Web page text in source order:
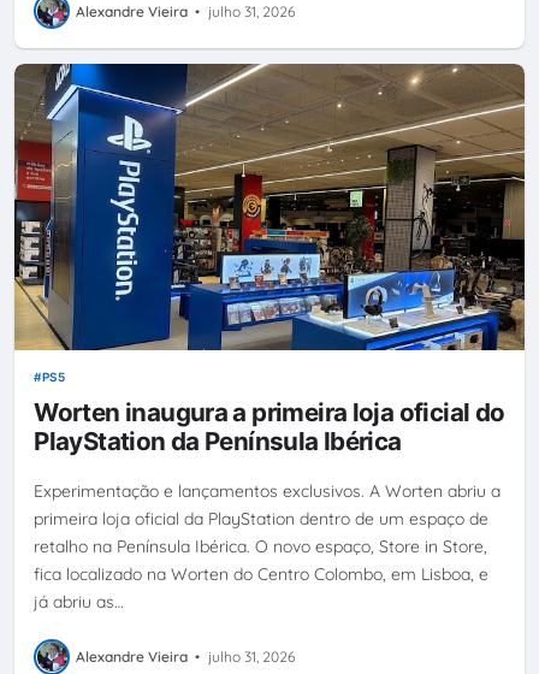
Alexandre Vieira • julho 31, 2026
PS5
Worten inaugura a primeira loja oficial do
PlayStation da Península Ibérica
Experimentação e lançamentos exclusivos. A Worten abriu a
primeira loja oficial da PlayStation dentro de um espaço de
retalho na Península Ibérica. O novo espaço, Store in Store,
fica localizado na Worten do Centro Colombo, em Lisboa, e
já abriu as…
Alexandre Vieira • julho 31, 2026